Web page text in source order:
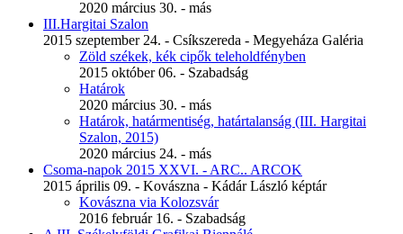
2020 március 30. - más
III.Hargitai Szalon
2015 szeptember 24. - Csíkszereda - Megyeháza Galéria
Zöld székek, kék cipők teleholdfényben
2015 október 06. - Szabadság
Határok
2020 március 30. - más
Határok, határmentiség, határtalanság (III. Hargitai
Szalon, 2015)
2020 március 24. - más
Csoma-napok 2015 XXVI. - ARC.. ARCOK
2015 április 09. - Kovászna - Kádár László képtár
Kovászna via Kolozsvár
2016 február 16. - Szabadság